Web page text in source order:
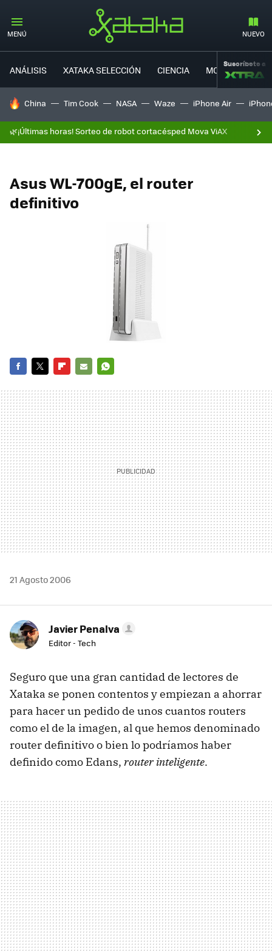
MENÚ NUEVO
ANÁLISIS XATAKA SELECCIÓN CIENCIA MOVILIDAD
Suscríbete a
HOY SE HABLA DE
China Tim Cook NASA Waze iPhone Air
🌿¡Últimas horas! Sorteo de robot cortacésped Mova ViAX
Asus WL-700gE, el router
definitivo
MAIL
21 Agosto 2006
Javier Penalva
Editor - Tech
Seguro que una gran cantidad de lectores de
Xataka se ponen contentos y empiezan a ahorrar
para hacer un pedido de unos cuantos routers
como el de la imagen, al que hemos denominado
router definitivo o bien lo podríamos haber
definido como Edans, router inteligente.